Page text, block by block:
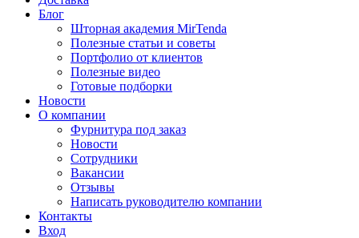
Блог
Шторная академия MirTenda
Полезные статьи и советы
Портфолио от клиентов
Полезные видео
Готовые подборки
Новости
О компании
Фурнитура под заказ
Новости
Сотрудники
Вакансии
Отзывы
Написать руководителю компании
Контакты
Вход